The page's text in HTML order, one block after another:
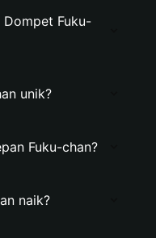
Fuku-
unik?
Fuku-chan?
naik?